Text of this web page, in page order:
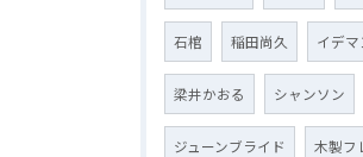
石棺 稲田尚久 イデマ
梁井かおる シャンソン
ジューンブライド 木製フ